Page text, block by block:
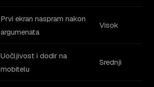
Prvi ekran naspram nakon
argumenata
Visok
Uočljivost i dodir na
mobitelu
Srednji